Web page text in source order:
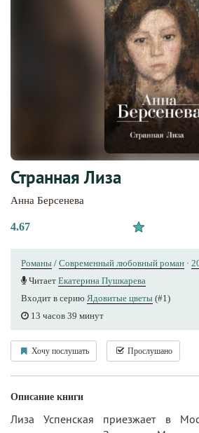
Странная Лиза
Анна Берсенева
4.67
Романы / Современный любовный роман ·
Читает Екатерина Пушкарева
Входит в серию Ядовитые цветы (#1)
13 часов 39 минут
Хочу послушать Прослушано
Описание книги
Лиза Успенская приезжает в